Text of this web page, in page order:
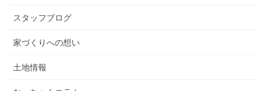
スタッフブログ
家づくりへの想い
土地情報